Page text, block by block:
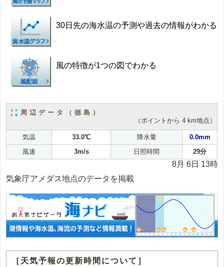
30日先の海水温の予測や過去の情報がわかる
風の特徴が1つの図でわかる
周辺データ（徳島）
（ポイントから 4 km地点）
気温 33.0℃ 降水量
0.0mm
風速
3m/s 日照時間 29分
8月 6日 13時
気象庁アメダス地点のデータを掲載
［天気予報の更新時間について］